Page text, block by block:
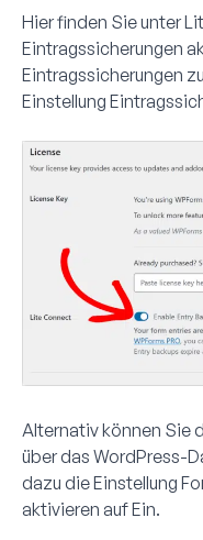
Hier finden Sie unter
Eintragssicherungen
Eintragssicherungen
Einstellung
Alternativ können Sie
über das WordPress-
dazu die Einstellung
aktivieren auf Ein.